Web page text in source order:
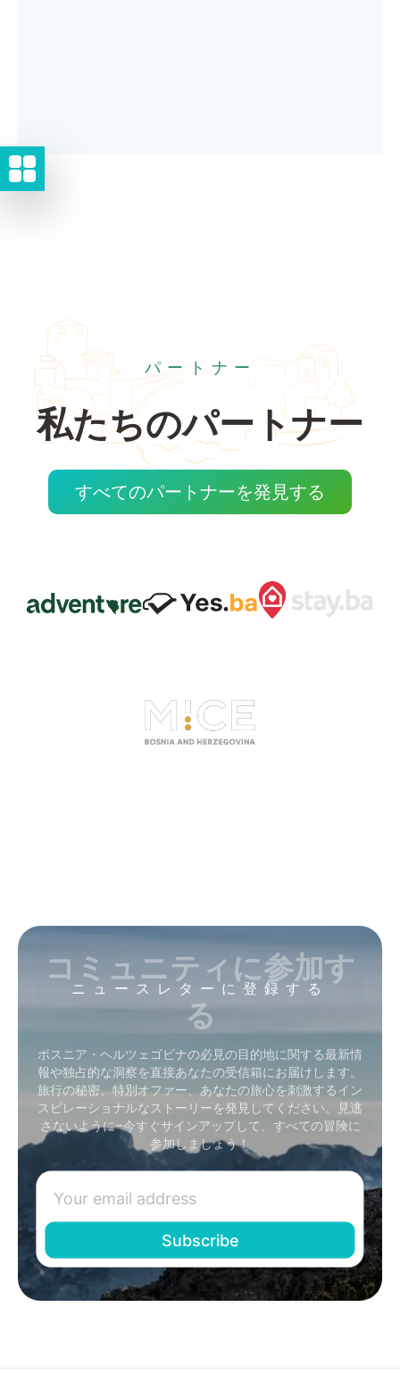
パートナー
私たちのパートナー
すべてのパートナーを発見する
ニュースレターに登録する
コミュニティに参加す
る
ボスニア・ヘルツェゴビナの必見の目的地に関する最新情
報や独占的な洞察を直接あなたの受信箱にお届けします。
旅行の秘密、特別オファー、あなたの旅心を刺激するイン
スピレーショナルなストーリーを発見してください。見逃
さないように–今すぐサインアップして、すべての冒険に
参加しましょう！